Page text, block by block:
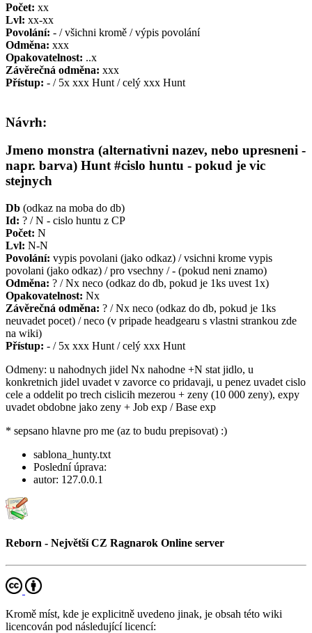
Počet: xx
Lvl: xx-xx
Povolání: - / všichni kromě / výpis povolání
Odměna: xxx
Opakovatelnost: ..x
Závěrečná odměna: xxx
Přístup: - / 5x xxx Hunt / celý xxx Hunt
Návrh:
Jmeno monstra (alternativni nazev, nebo upresneni -
napr. barva) Hunt #cislo huntu - pokud je vic
stejnych
Db (odkaz na moba do db)
Id: ? / N - cislo huntu z CP
Počet: N
Lvl: N-N
Povolání: vypis povolani (jako odkaz) / vsichni krome vypis
povolani (jako odkaz) / pro vsechny / - (pokud neni znamo)
Odměna: ? / Nx neco (odkaz do db, pokud je 1ks uvest 1x)
Opakovatelnost: Nx
Závěrečná odměna: ? / Nx neco (odkaz do db, pokud je 1ks
neuvadet pocet) / neco (v pripade headgearu s vlastni strankou zde
na wiki)
Přístup: - / 5x xxx Hunt / celý xxx Hunt
Odmeny: u nahodnych jidel Nx nahodne +N stat jidlo, u
konkretnich jidel uvadet v zavorce co pridavaji, u penez uvadet cislo
cele a oddelit po trech cislicih mezerou + zeny (10 000 zeny), expy
uvadet obdobne jako zeny + Job exp / Base exp
* sepsano hlavne pro me (az to budu prepisovat) :)
sablona_hunty.txt
Poslední úprava:
autor: 127.0.0.1
Reborn - Největší CZ Ragnarok Online server
Kromě míst, kde je explicitně uvedeno jinak, je obsah této wiki
licencován pod následující licencí: